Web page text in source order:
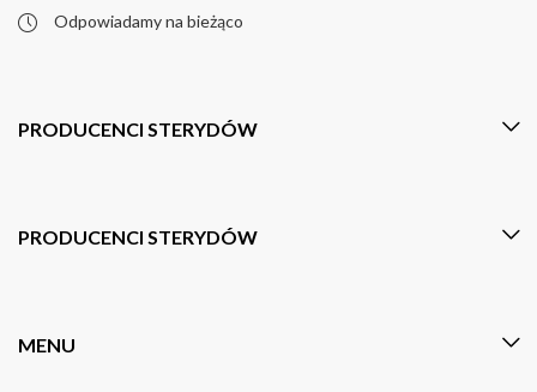
Odpowiadamy na bieżąco
PRODUCENCI STERYDÓW
PRODUCENCI STERYDÓW
MENU